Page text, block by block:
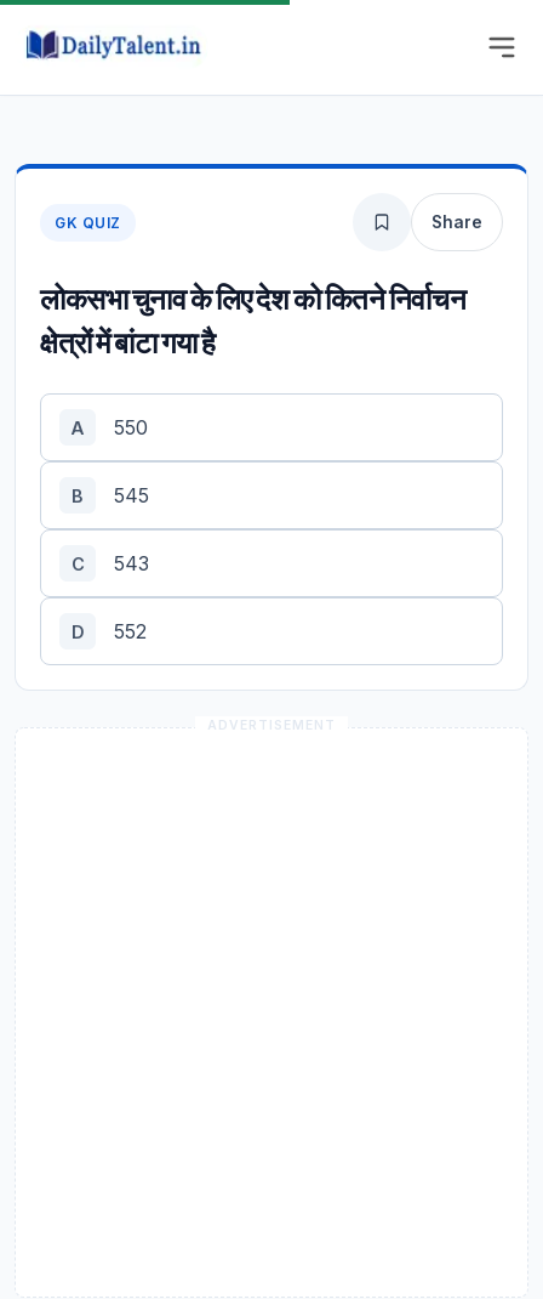
GK QUIZ Share
लोकसभा चुनाव के लिए देश को कितने निर्वाचन
क्षेत्रों में बांटा गया है
A 550
B 545
C 543
D 552